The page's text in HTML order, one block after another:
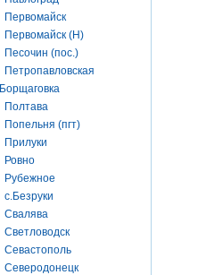
Первомайск
Первомайск (Н)
Песочин (пос.)
Петропавловская
Борщаговка
Полтава
Попельня (пгт)
Прилуки
Ровно
Рубежное
с.Безруки
Свалява
Светловодск
Севастополь
Северодонецк